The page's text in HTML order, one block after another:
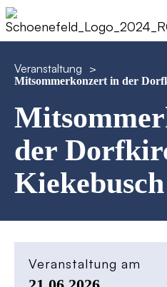
Veranstaltung >
Mitsommerkonzert in der
der
Kiekebusch
Veranstaltung am